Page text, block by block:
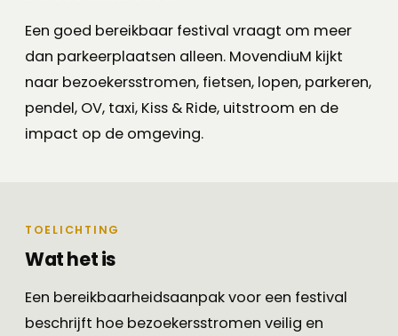
Een goed bereikbaar festival vraagt om meer
dan parkeerplaatsen alleen. MovendiuM kijkt
naar bezoekersstromen, fietsen, lopen, parkeren,
pendel, OV, taxi, Kiss & Ride, uitstroom en de
impact op de omgeving.
TOELICHTING
Wat het is
Een bereikbaarheidsaanpak voor een festival
beschrijft hoe bezoekersstromen veilig en